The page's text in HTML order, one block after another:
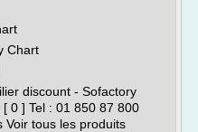
Chart
discount - Sofactory
0 ] Tel : 01 850 87 800
Voir tous les produits